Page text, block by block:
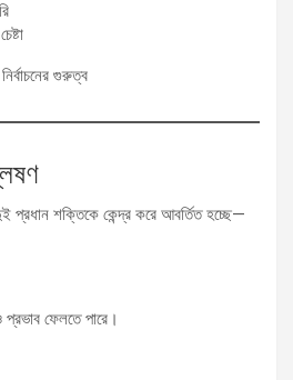
গুরুত্ব
প্রধান শক্তিকে কেন্দ্র করে আবর্তিত হচ্ছে—
ফেলতে পারে।